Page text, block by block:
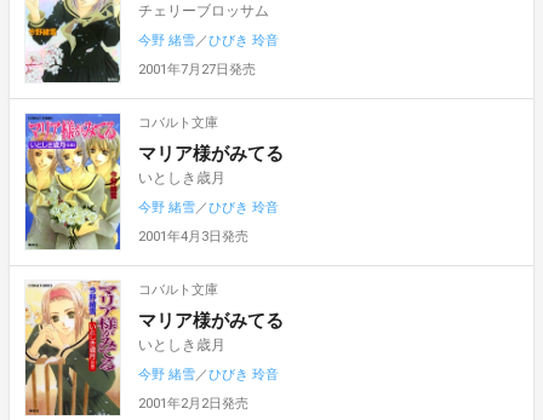
チェリーブロッサム
今野 緒雪／ひびき 玲音
2001年7月27日発売
コバルト文庫
マリア様がみてる
いとしき歳月
今野 緒雪／ひびき 玲音
2001年4月3日発売
コバルト文庫
マリア様がみてる
いとしき歳月
今野 緒雪／ひびき 玲音
2001年2月2日発売